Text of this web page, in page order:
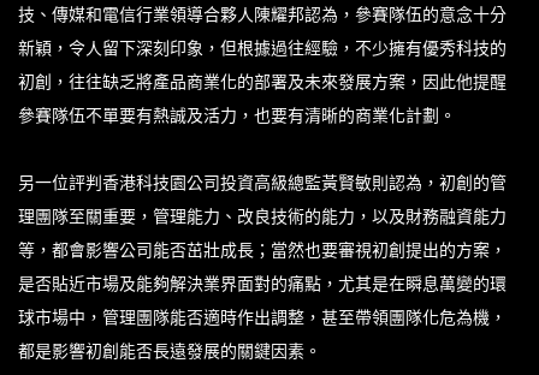
技、傳媒和電信行業領導合夥人陳耀邦認為，參賽隊伍的意念十分
新穎，令人留下深刻印象，但根據過往經驗，不少擁有優秀科技的
初創，往往缺乏將產品商業化的部署及未來發展方案，因此他提醒
參賽隊伍不單要有熱誠及活力，也要有清晰的商業化計劃。
另一位評判香港科技園公司投資高級總監黃賢敏則認為，初創的管
理團隊至關重要，管理能力、改良技術的能力，以及財務融資能力
等，都會影響公司能否茁壯成長；當然也要審視初創提出的方案，
是否貼近市場及能夠解決業界面對的痛點，尤其是在瞬息萬變的環
球市場中，管理團隊能否適時作出調整，甚至帶領團隊化危為機，
都是影響初創能否長遠發展的關鍵因素。